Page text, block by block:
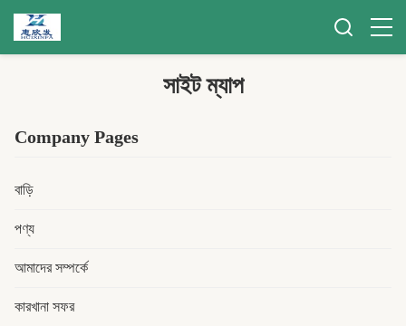
সাইট ম্যাপ
Company Pages
বাড়ি
পণ্য
আমাদের সম্পর্কে
কারখানা সফর